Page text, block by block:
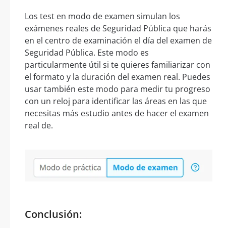
Los test en modo de examen simulan los
exámenes reales de Seguridad Pública que harás
en el centro de examinación el día del examen de
Seguridad Pública. Este modo es
particularmente útil si te quieres familiarizar con
el formato y la duración del examen real. Puedes
usar también este modo para medir tu progreso
con un reloj para identificar las áreas en las que
necesitas más estudio antes de hacer el examen
real de.
Conclusión: